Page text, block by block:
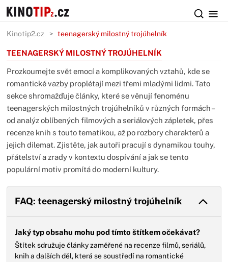
Kinotip2.cz teenagerský milostný trojúhelník
TEENAGERSKÝ MILOSTNÝ TROJÚHELNÍK
Prozkoumejte svět emocí a komplikovaných vztahů, kde se
romantické vazby proplétají mezi třemi mladými lidmi. Tato
sekce shromažďuje články, které se věnují fenoménu
teenagerských milostných trojúhelníků v různých formách –
od analýz oblíbených filmových a seriálových zápletek, přes
recenze knih s touto tematikou, až po rozbory charakterů a
jejich dilemat. Zjistěte, jak autoři pracují s dynamikou touhy,
přátelství a zrady v kontextu dospívání a jak se tento
populární motiv promítá do moderní kultury.
FAQ: teenagerský milostný trojúhelník
Jaký typ obsahu mohu pod tímto štítkem očekávat?
Štítek sdružuje články zaměřené na recenze filmů, seriálů,
knih a dalších děl, která se soustředí na romantické